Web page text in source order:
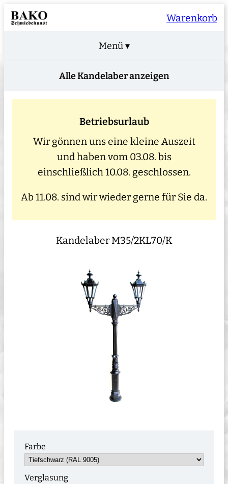
Warenkorb
Menü ▾
Alle Kandelaber anzeigen
Betriebsurlaub
Wir gönnen uns eine kleine Auszeit
und haben vom 03.08. bis
einschließlich 10.08. geschlossen.
Ab 11.08. sind wir wieder gerne für Sie da.
Kandelaber M35/2KL70/K
Farbe
Verglasung